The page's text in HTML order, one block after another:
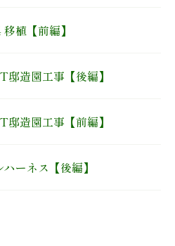
植【前編】
造園工事【後編】
造園工事【前編】
ーネス【後編】